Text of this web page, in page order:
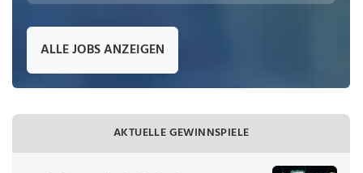
ALLE JOBS ANZEIGEN
AKTUELLE GEWINNSPIELE